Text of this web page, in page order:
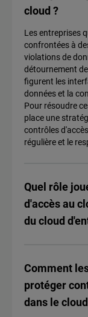
cloud ?
Les entreprises
confrontées à
violations de
détournement
figurent les
données et la
Pour résoudre
place une
contrôles
régulière et le
Quel rôle
d'accès au
du cloud
Comment
protéger
dans le